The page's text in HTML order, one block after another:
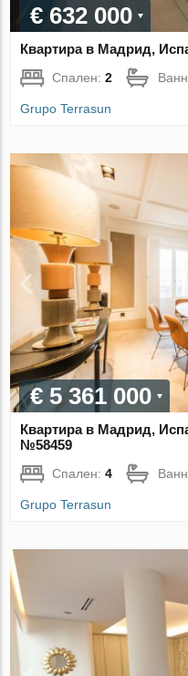
€ 632 000
Квартира в Мадрид,
Спален:2
Grupo Terrasun
€ 5 361 000
Квартира в Мадрид,
№58459
Спален:4
Grupo Terrasun